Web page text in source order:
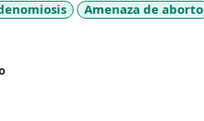
Amenaza de aborto